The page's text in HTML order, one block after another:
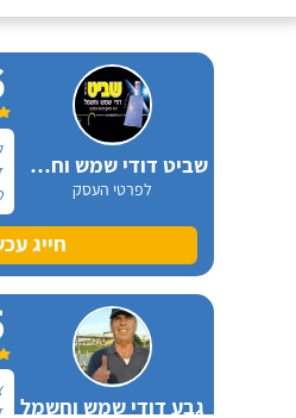
שביט דודי שמש וחשמל בע"מ
לפרטי העסק
חייג
גבע דודי שמש וחשמל